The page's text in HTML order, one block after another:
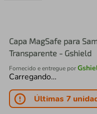
Capa MagSafe para
Transparente - Gshield
Fornecido e entregue por
Carregando…
Últimas 7